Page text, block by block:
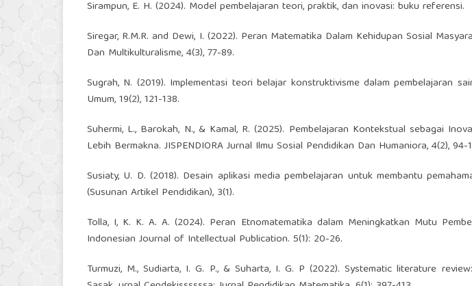
Sirampun, E. H. (2024). Model pembelajaran teori, praktik, dan inovasi: buku referensi.
Siregar, R.M.R. and Dewi, I. (2022). Peran Matematika Dalam Kehidupan Sosial
Dan Multikulturalisme, 4(3), 77-89.
Sugrah, N. (2019). Implementasi teori belajar konstruktivisme dalam pembelajaran
Umum, 19(2), 121-138.
Suhermi, L., Barokah, N., & Kamal, R. (2025). Pembelajaran Kontekstual sebagai
Lebih Bermakna. JISPENDIORA Jurnal Ilmu Sosial Pendidikan Dan Humaniora, 4(2), 94-
Susiaty, U. D. (2018). Desain aplikasi media pembelajaran untuk membantu
(Susunan Artikel Pendidikan), 3(1).
Tolla, I, K. K. A. A. (2024). Peran Etnomatematika dalam Meningkatkan Mutu
Indonesian Journal of Intellectual Publication. 5(1): 20-26.
Turmuzi, M., Sudiarta, I. G. P., & Suharta, I. G. P (2022). Systematic literature